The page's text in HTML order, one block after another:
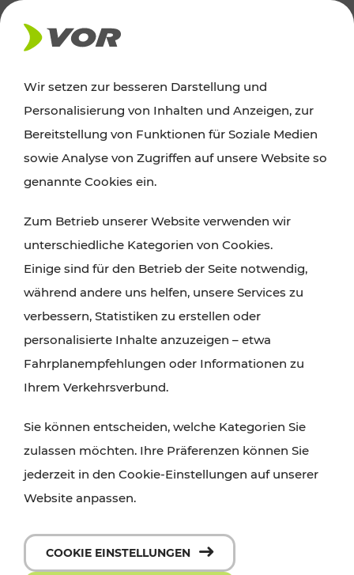
AKTUELLES
Ausflugstipps
Wien, Niederösterreich und das Burgenland
Wanderungen, Kultur und Gastronomie,
Radtouren oder purer Naturgenuss – viele
Attraktionen sind mit den Ticket- und Fahrplan-
Angeboten des VOR gut und schnell erreichbar.
Wir setzen zur besseren Darstellung und
Personalisierung von Inhalten und Anzeigen, zur
Bereitstellung von Funktionen für Soziale Medien
sowie Analyse von Zugriffen auf unsere Website so
genannte Cookies ein.
Zum Betrieb unserer Website verwenden wir
unterschiedliche Kategorien von Cookies.
Einige sind für den Betrieb der Seite notwendig,
während andere uns helfen, unsere Services zu
verbessern, Statistiken zu erstellen oder
personalisierte Inhalte anzuzeigen – etwa
Fahrplanempfehlungen oder Informationen zu
Ihrem Verkehrsverbund.
Sie können entscheiden, welche Kategorien Sie
zulassen möchten. Ihre Präferenzen können Sie
jederzeit in den Cookie-Einstellungen auf unserer
Website anpassen.
COOKIE EINSTELLUNGEN